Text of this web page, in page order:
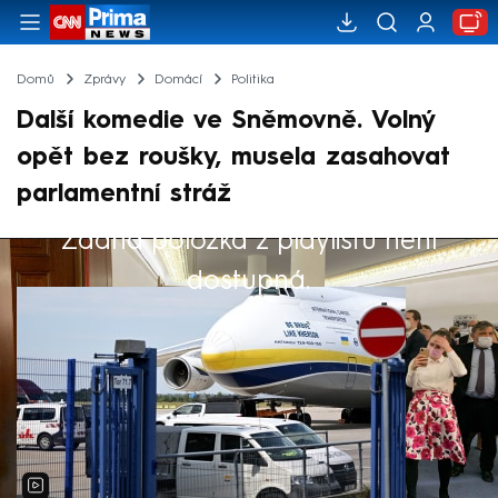
Domů Zprávy Domácí Politika
Další komedie ve Sněmovně. Volný
opět bez roušky, musela zasahovat
parlamentní stráž
Žádná položka z playlistu není
dostupná.
Výběr redakce